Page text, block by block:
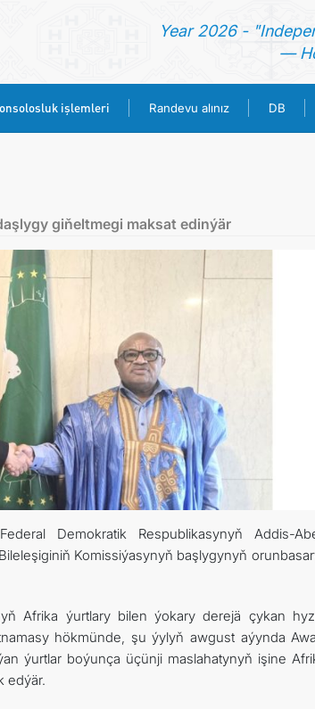
Year 2026 -
—
işlemleri Randevu alınız DB
TÜRKMENISTAN
KONSOLOSLUK IŞLEMLERI
RANDEVU ALINIZ
DB
TOURISM
İLETIŞIM
giňeltmegi maksat edinýär
Demokratik Respublikasynyň Addis-
Komissiýasynyň başlygynyň
Afrika ýurtlary bilen ýokary derejä çykan
hökmünde, şu ýylyň awgust aýynda
ýurtlar boýunça üçünji maslahatynyň işine
edýär.